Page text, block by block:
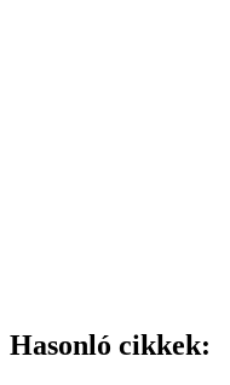
Hasonló cikkek: